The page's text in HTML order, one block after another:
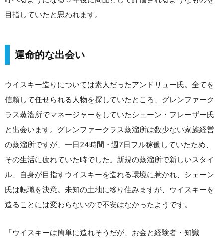
目指していたと思われます。
運命的な出会い
ウイスキー造りについては素人だったアンドリュー氏。全てを
信頼して任せられる人物を探していたところ、グレンファーク
ラス蒸溜所でマネージャーをしていたシェーン・フレーザー氏
と出会います。グレンファークラス蒸溜所は数少ない家族経営
の蒸溜所ですが、一日24時間・週7日フル稼働していたため、
その生活に疲れていた時でした。新規の蒸溜所で新しいスタイ
ル、自身が目指すウイスキーを造れる環境に惹かれ、シェーン
氏は転職を決意。未知の土地に移り住みますが、ウイスキーを
造ることには変わらないので不安はなかったようです。
「ウイスキーは簡単に造れそうだが、お金と経験者・知識